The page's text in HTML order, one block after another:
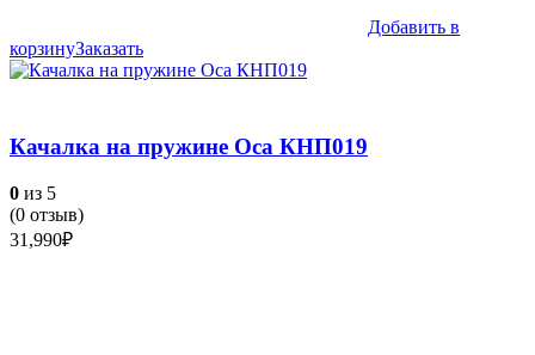
Добавить в
корзинуЗаказать
Качалка на пружине Оса КНП019
0 из 5
(0 отзыв)
31,990₽